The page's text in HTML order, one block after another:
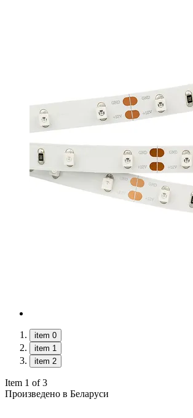
item 0
item 1
item 2
Item 1 of 3
Произведено в Беларуси